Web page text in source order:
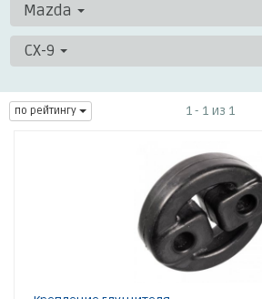
Mazda
CX-9
по рейтингу 1 - 1 из 1